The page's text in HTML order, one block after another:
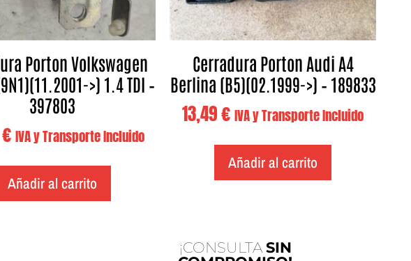
Porton Volkswagen
>) 1.4 TDI –
397803
€ IVA y Transporte Incluido
Añadir al carrito
Cerradura Porton Audi A4
Berlina (B5)(02.1999->) – 189833
13,49€ IVA y Transporte Incluido
Añadir al carrito
¡CONSULTA SIN